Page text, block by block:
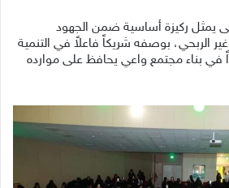
يمثل ركيزة أساسية ضمن الجهود
الربحي، بوصفه شريكاً فاعلاً في التنمية
في بناء مجتمع واعي يحافظ على موارده